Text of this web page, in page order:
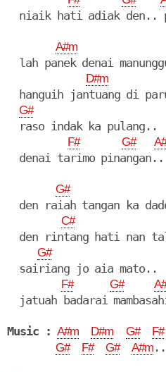
niaik hati adiak den..
A#m
lah panek denai
D#m
hanguih jantuang di
G#
  raso indak ka pulang..
F# G#
denai tarimo
G#
den raiah tangan ka
C#
den rintang hati nan
G#
  sairiang jo aia mato..
F# G#
jatuah badarai
Music : A#m D#m G# F#
G#
F# G# A#m ..